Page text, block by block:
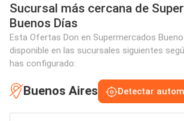
Sucursal más cercana de
Buenos Días
Esta Ofertas Don en Supermercados
disponible en las sucursales siguientes
has configurado:
Buenos Aires Detectar